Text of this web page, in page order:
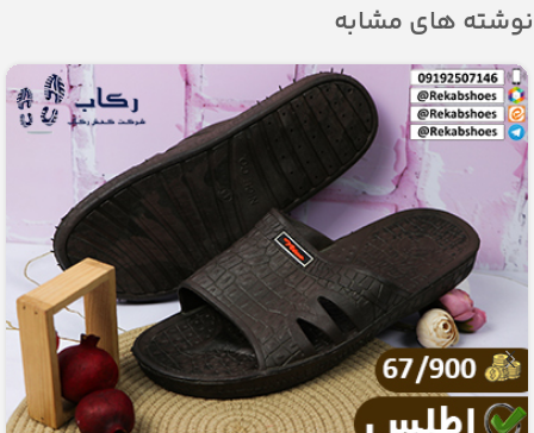
نوشته های مشابه